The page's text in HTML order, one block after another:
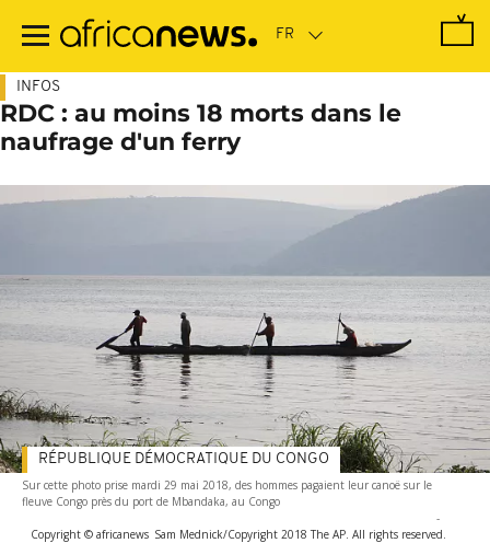
contenu
INFOS
RDC : au moins 18 morts dans le
naufrage d'un ferry
Sur cette photo prise mardi 29 mai 2018, des hommes pagaient leur canoë sur le
fleuve Congo près du port de Mbandaka, au Congo
-
Copyright © africanews Sam Mednick/Copyright 2018 The AP. All rights reserved.
RÉPUBLIQUE DÉMOCRATIQUE DU CONGO